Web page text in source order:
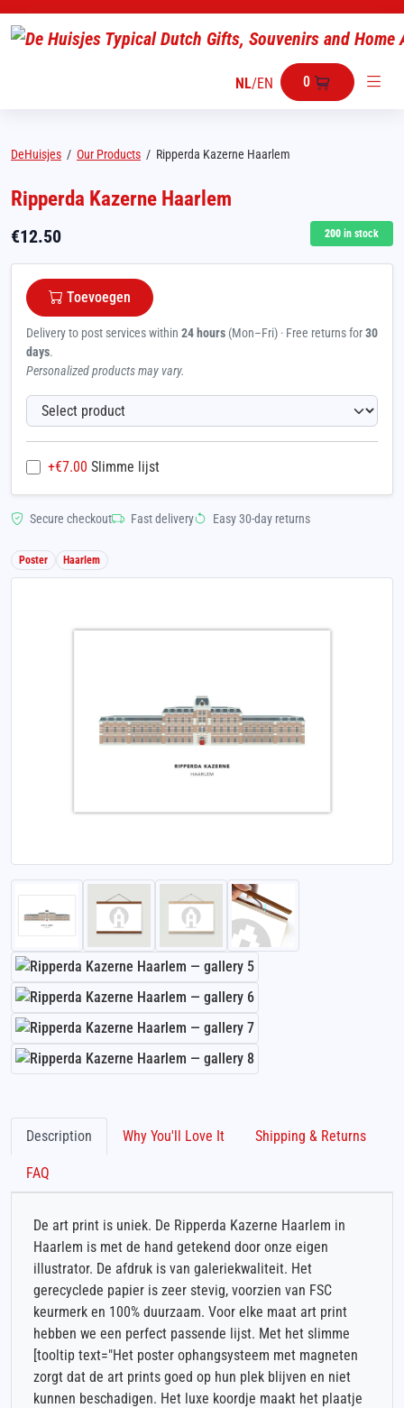
NL/EN 0
DeHuisjes / Our Products / Ripperda Kazerne Haarlem
Ripperda Kazerne Haarlem
€12.50 200 in stock
Toevoegen
Delivery to post services within 24 hours (Mon–Fri) · Free returns for30
days.
Personalized products may vary.
+€7.00 Slimme lijst
Secure checkout Fast delivery Easy 30-day returns
Poster Haarlem
Description Why You'll Love It Shipping & Returns
FAQ
De art print is uniek. De Ripperda Kazerne Haarlem in
Haarlem is met de hand getekend door onze eigen
illustrator. De afdruk is van galeriekwaliteit. Het
gerecyclede papier is zeer stevig, voorzien van FSC
keurmerk en 100% duurzaam. Voor elke maat art print
hebben we een perfect passende lijst. Met het slimme
[tooltip text="Het poster ophangsysteem met magneten
zorgt dat de art prints goed op hun plek blijven en niet
kunnen beschadigen. Het luxe koordje maakt het plaatje